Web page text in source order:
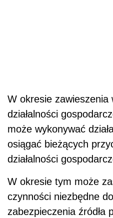
W okresie zawieszenia
działalności
może wykonywać
osiągać bieżących
działalności
W okresie tym może
czynności niezbędne
zabezpieczenia źródła